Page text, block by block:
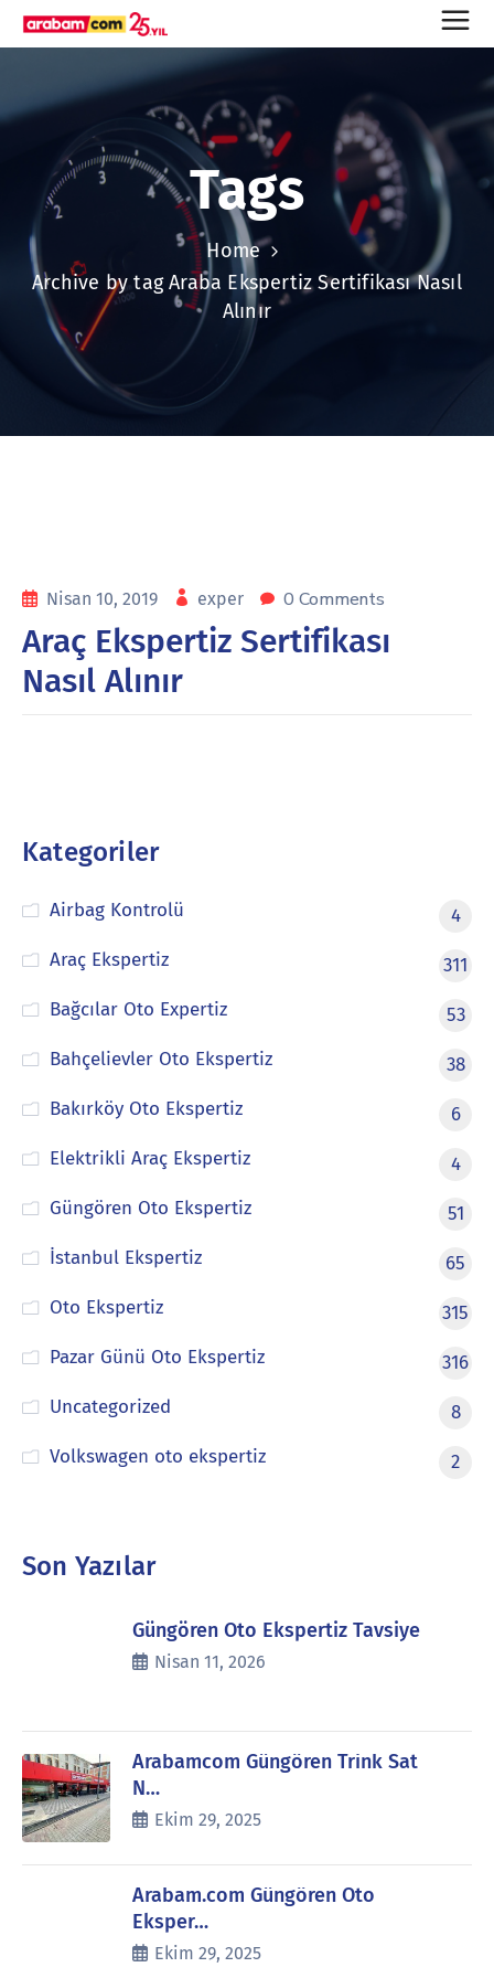
Tags
Home
Archive by tag Araba Ekspertiz Sertifikası Nasıl
Alınır
Nisan 10, 2019 exper 0 Comments
Araç Ekspertiz Sertifikası
Nasıl Alınır
Kategoriler
Airbag Kontrolü
4
Araç Ekspertiz
311
Bağcılar Oto Expertiz
53
Bahçelievler Oto Ekspertiz
38
Bakırköy Oto Ekspertiz
6
Elektrikli Araç Ekspertiz
4
Güngören Oto Ekspertiz
51
İstanbul Ekspertiz
65
Oto Ekspertiz
315
Pazar Günü Oto Ekspertiz
316
Uncategorized
8
Volkswagen oto ekspertiz
2
Son Yazılar
Güngören Oto Ekspertiz Tavsiye
Nisan 11, 2026
Arabamcom Güngören Trink Sat
N…
Ekim 29, 2025
Arabam.com Güngören Oto
Eksper…
Ekim 29, 2025